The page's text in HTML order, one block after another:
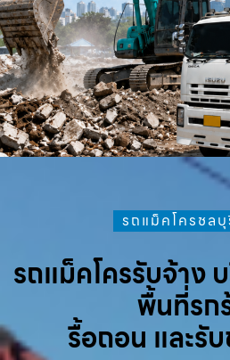
รถแม็คโครชล
รถแม็คโครรับจ้าง
พื้นที่รก
รื้อถอน และรั